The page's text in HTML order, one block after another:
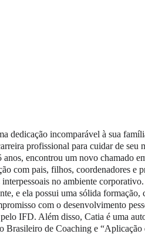
dedicação incomparável à sua
profissional para cuidar de seu
encontrou um novo chamado
com pais, filhos, coordenadores e
no ambiente
e ela possui uma sólida formação,
com o desenvolvimento
IFD. Além disso, Catia é uma
de Coaching e “Aplicação